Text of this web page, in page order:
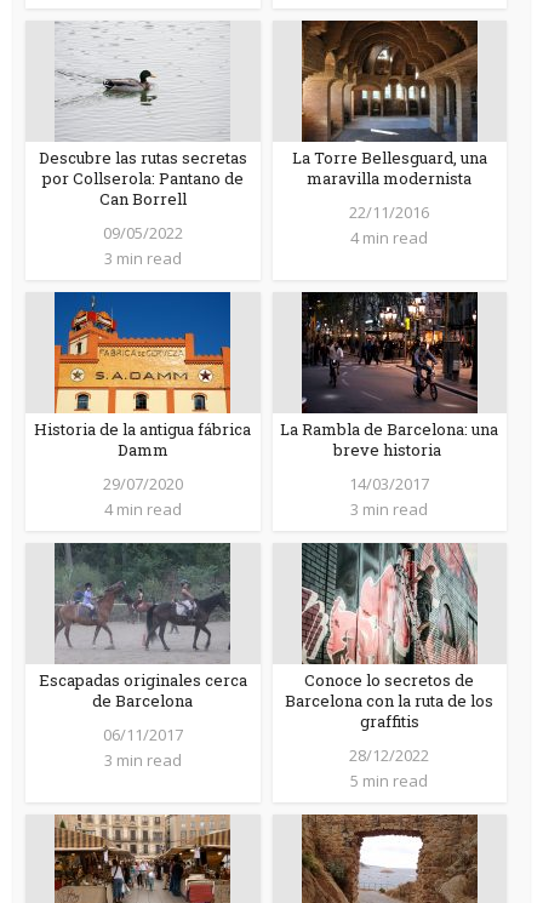
Descubre las rutas secretas
por Collserola: Pantano de
Can Borrell
09/05/2022
3 min read
La Torre Bellesguard, una
maravilla modernista
22/11/2016
4 min read
Historia de la antigua fábrica
Damm
29/07/2020
4 min read
La Rambla de Barcelona: una
breve historia
14/03/2017
3 min read
Escapadas originales cerca
de Barcelona
06/11/2017
3 min read
Conoce lo secretos de
Barcelona con la ruta de los
graffitis
28/12/2022
5 min read